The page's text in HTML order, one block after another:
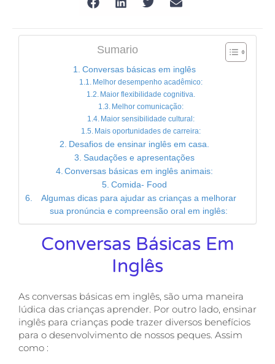
Sumario
Conversas básicas em inglês
Melhor desempenho acadêmico:
Maior flexibilidade cognitiva.
Melhor comunicação:
Maior sensibilidade cultural:
Mais oportunidades de carreira:
Desafios de ensinar inglês em casa.
Saudações e apresentações
Conversas básicas em inglês animais:
Comida- Food
Algumas dicas para ajudar as crianças a melhorar
sua pronúncia e compreensão oral em inglês:
Conversas Básicas Em
Inglês
As conversas básicas em inglês, são uma maneira
lúdica das crianças aprender. Por outro lado, ensinar
inglês para crianças pode trazer diversos benefícios
para o desenvolvimento de nossos peques. Assim
como :